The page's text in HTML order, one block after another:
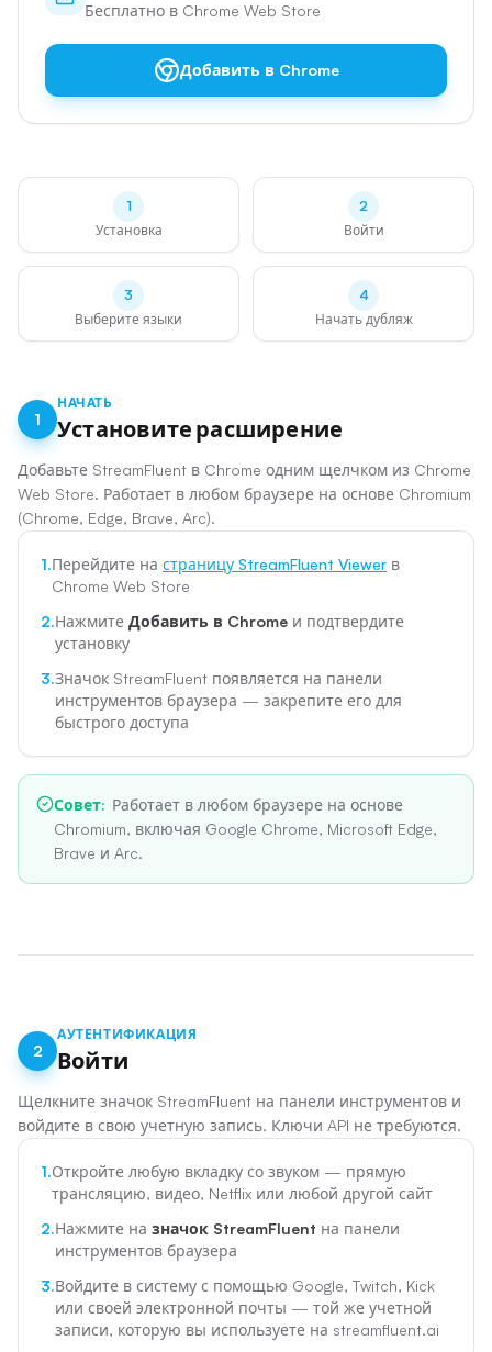
Бесплатно в Chrome Web Store
Добавить в Chrome
1
Установка
2
Войти
3
Выберите языки
4
Начать дубляж
1
НАЧАТЬ
Установите расширение
Добавьте StreamFluent в Chrome одним щелчком из Chrome
Web Store. Работает в любом браузере на основе Chromium
(Chrome, Edge, Brave, Arc).
1.Перейдите на страницу StreamFluent Viewer в
Chrome Web Store
2.Нажмите Добавить в Chrome и подтвердите
установку
3.Значок StreamFluent появляется на панели
инструментов браузера — закрепите его для
быстрого доступа
Совет: Работает в любом браузере на основе
Chromium, включая Google Chrome, Microsoft Edge,
Brave и Arc.
2
АУТЕНТИФИКАЦИЯ
Войти
Щелкните значок StreamFluent на панели инструментов и
войдите в свою учетную запись. Ключи API не требуются.
1.Откройте любую вкладку со звуком — прямую
трансляцию, видео, Netflix или любой другой сайт
2.Нажмите на значок StreamFluent на панели
инструментов браузера
3.Войдите в систему с помощью Google, Twitch, Kick
или своей электронной почты — той же учетной
записи, которую вы используете на streamfluent.ai